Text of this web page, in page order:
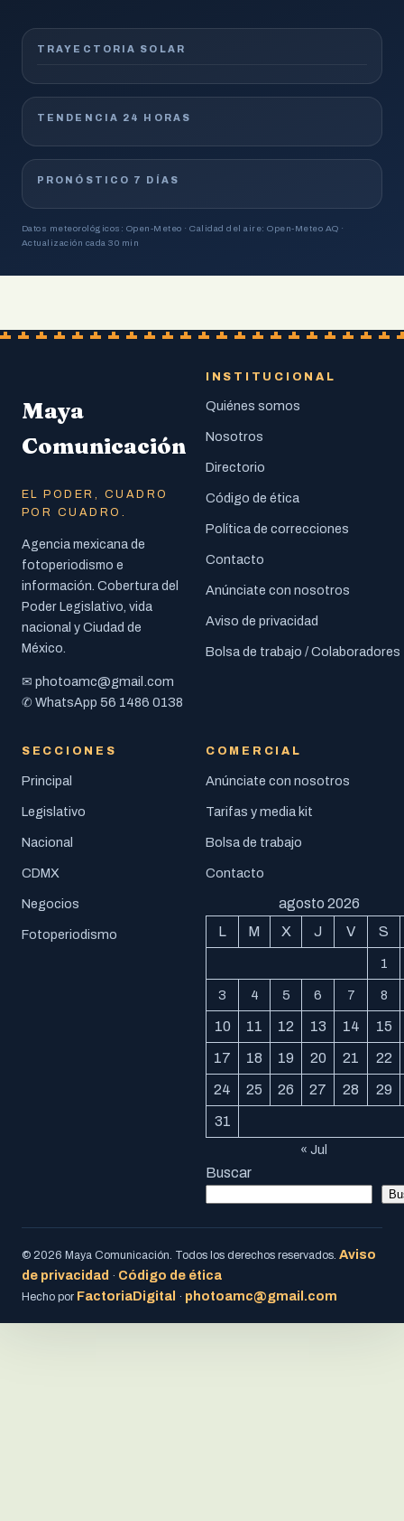
TRAYECTORIA SOLAR
TENDENCIA 24 HORAS
PRONÓSTICO 7 DÍAS
Datos meteorológicos: Open-Meteo · Calidad del aire: Open-Meteo AQ ·
Actualización cada 30 min
Maya
Comunicación
EL PODER, CUADRO
POR CUADRO.
Agencia mexicana de
fotoperiodismo e
información. Cobertura del
Poder Legislativo, vida
nacional y Ciudad de
México.
✉ photoamc@gmail.com
✆ WhatsApp 56 1486 0138
INSTITUCIONAL
Quiénes somos
Nosotros
Directorio
Código de ética
Política de correcciones
Contacto
Anúnciate con nosotros
Aviso de privacidad
Bolsa de trabajo / Colaboradores
SECCIONES
Principal
Legislativo
Nacional
CDMX
Negocios
Fotoperiodismo
COMERCIAL
Anúnciate con nosotros
Tarifas y media kit
Bolsa de trabajo
Contacto
agosto 2026
L
M X J V S
1
3 4 5 6 7 8
10 11 12 13 14 15
17 18 19 20 21 22
24 25 26 27 28 29
31
« Jul
Buscar
© 2026 Maya Comunicación. Todos los derechos reservados. Aviso
de privacidad · Código de ética
Hecho por FactoriaDigital · photoamc@gmail.com